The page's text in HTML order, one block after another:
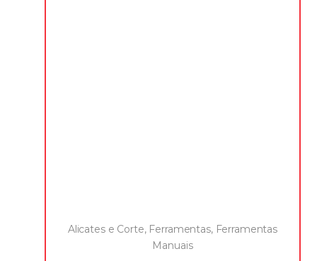
Alicates e Corte, Ferramentas, Ferramentas
Manuais